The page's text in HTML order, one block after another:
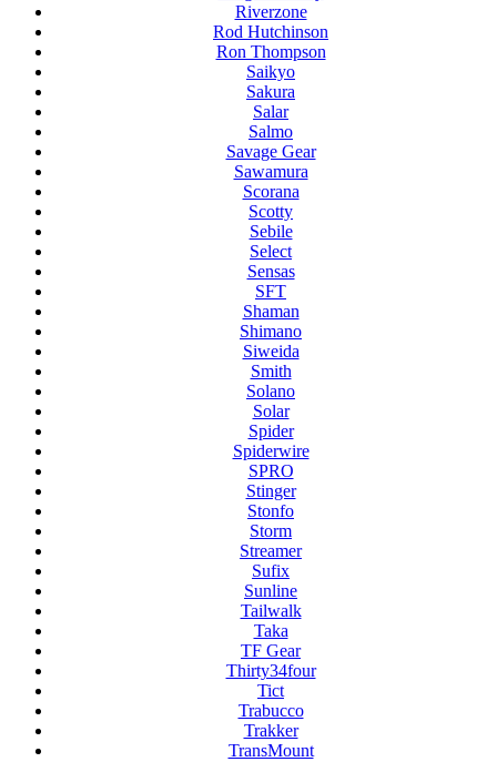
Riverzone
Rod Hutchinson
Ron Thompson
Saikyo
Sakura
Salar
Salmo
Savage Gear
Sawamura
Scorana
Scotty
Sebile
Select
Sensas
SFT
Shaman
Shimano
Siweida
Smith
Solano
Solar
Spider
Spiderwire
SPRO
Stinger
Stonfo
Storm
Streamer
Sufix
Sunline
Tailwalk
Taka
TF Gear
Thirty34four
Tict
Trabucco
Trakker
TransMount